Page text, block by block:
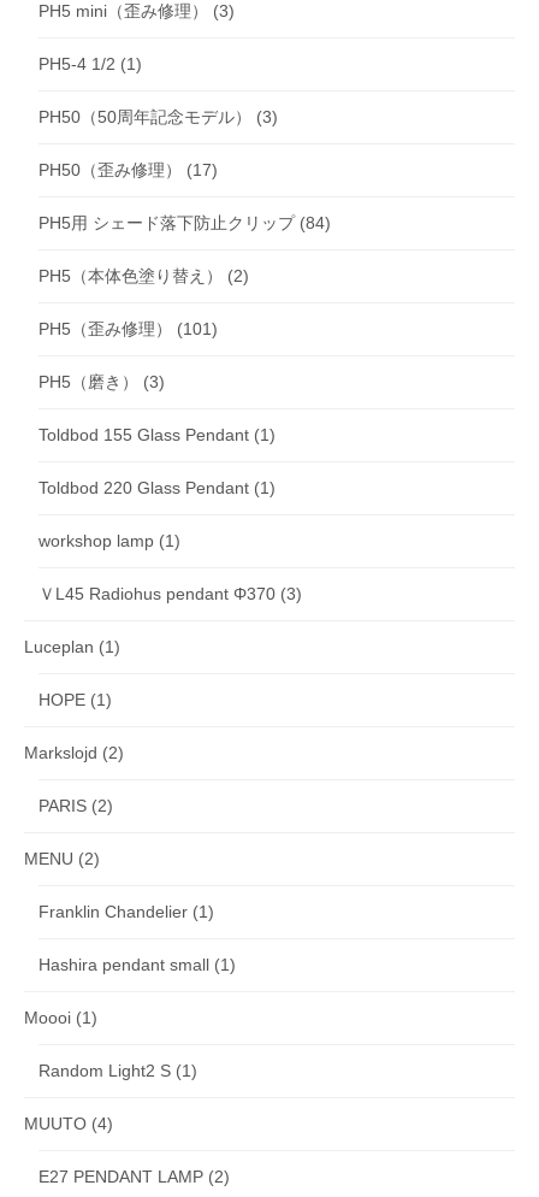
PH5 mini（歪み修理） (3)
PH5-4 1/2 (1)
PH50（50周年記念モデル） (3)
PH50（歪み修理） (17)
PH5用 シェード落下防止クリップ(84)
PH5（本体色塗り替え） (2)
PH5（歪み修理） (101)
PH5（磨き） (3)
Toldbod 155 Glass Pendant (1)
Toldbod 220 Glass Pendant (1)
workshop lamp (1)
ＶL45 Radiohus pendant Φ370 (3)
Luceplan (1)
HOPE (1)
Markslojd (2)
PARIS (2)
MENU (2)
Franklin Chandelier (1)
Hashira pendant small (1)
Moooi (1)
Random Light2 S (1)
MUUTO (4)
E27 PENDANT LAMP (2)